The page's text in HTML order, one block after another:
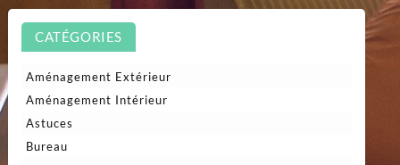
CATÉGORIES
Aménagement Extérieur
Aménagement Intérieur
Astuces
Bureau